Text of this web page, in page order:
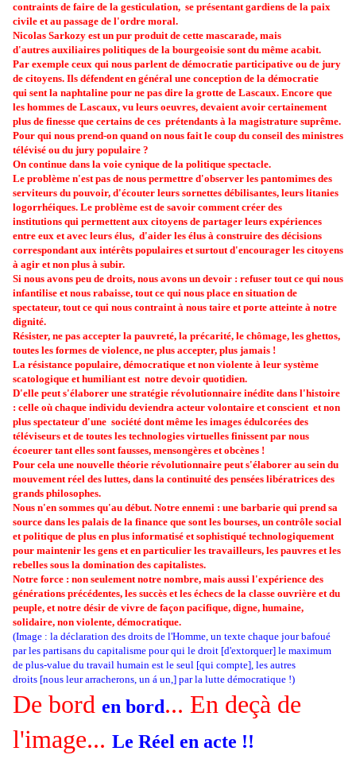
contraints de faire de la gesticulation, se présentant gardiens de la paix
civile et au passage de l'ordre moral.
Nicolas Sarkozy est un pur produit de cette mascarade, mais
d'autres auxiliaires politiques de la bourgeoisie sont du même acabit.
Par exemple ceux qui nous parlent de démocratie participative ou de jury
de citoyens. Ils défendent en général une conception de la démocratie
qui sent la naphtaline pour ne pas dire la grotte de Lascaux. Encore que
les hommes de Lascaux, vu leurs oeuvres, devaient avoir certainement
plus de finesse que certains de ces prétendants à la magistrature suprême.
Pour qui nous prend-on quand on nous fait le coup du conseil des ministres
télévisé ou du jury populaire ?
On continue dans la voie cynique de la politique spectacle.
Le problème n'est pas de nous permettre d'observer les pantomimes des
serviteurs du pouvoir, d'écouter leurs sornettes débilisantes, leurs litanies
logorrhéiques. Le problème est de savoir comment créer des
institutions qui permettent aux citoyens de partager leurs expériences
entre eux et avec leurs élus, d'aider les élus à construire des décisions
correspondant aux intérêts populaires et surtout d'encourager les citoyens
à agir et non plus à subir.
Si nous avons peu de droits, nous avons un devoir : refuser tout ce qui nous
infantilise et nous rabaisse, tout ce qui nous place en situation de
spectateur, tout ce qui nous contraint à nous taire et porte atteinte à notre
dignité.
Résister, ne pas accepter la pauvreté, la précarité, le chômage, les ghettos,
toutes les formes de violence, ne plus accepter, plus jamais !
La résistance populaire, démocratique et non violente à leur système
scatologique et humiliant est notre devoir quotidien.
D'elle peut s'élaborer une stratégie révolutionnaire inédite dans l'histoire
: celle où chaque individu deviendra acteur volontaire et conscient et non
plus spectateur d'une société dont même les images édulcorées des
téléviseurs et de toutes les technologies virtuelles finissent par nous
écoeurer tant elles sont fausses, mensongères et obcènes !
Pour cela une nouvelle théorie révolutionnaire peut s'élaborer au sein du
mouvement réel des luttes, dans la continuité des pensées libératrices des
grands philosophes.
Nous n'en sommes qu'au début. Notre ennemi : une barbarie qui prend sa
source dans les palais de la finance que sont les bourses, un contrôle social
et politique de plus en plus informatisé et sophistiqué technologiquement
pour maintenir les gens et en particulier les travailleurs, les pauvres et les
rebelles sous la domination des capitalistes.
Notre force : non seulement notre nombre, mais aussi l'expérience des
générations précédentes, les succès et les échecs de la classe ouvrière et du
peuple, et notre désir de vivre de façon pacifique, digne, humaine,
solidaire, non violente, démocratique.
(Image : la déclaration des droits de l'Homme, un texte chaque jour bafoué
par les partisans du capitalisme pour qui le droit [d'extorquer] le maximum
de plus-value du travail humain est le seul [qui compte], les autres
droits [nous leur arracherons, un á un,] par la lutte démocratique !)
De bord en bord ... En deçà de
l'image... Le Réel en acte !!